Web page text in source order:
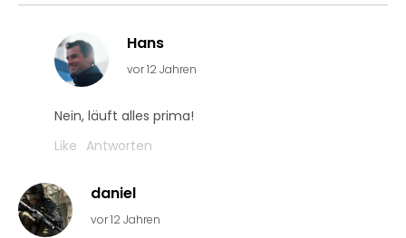
Hans
vor 12 Jahren
Nein, läuft alles prima!
Like Antworten
daniel
vor 12 Jahren